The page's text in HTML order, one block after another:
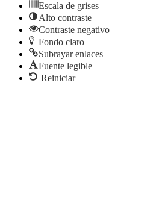
Escala de grises
Alto contraste
Contraste negativo
Fondo claro
Subrayar enlaces
Fuente legible
Reiniciar